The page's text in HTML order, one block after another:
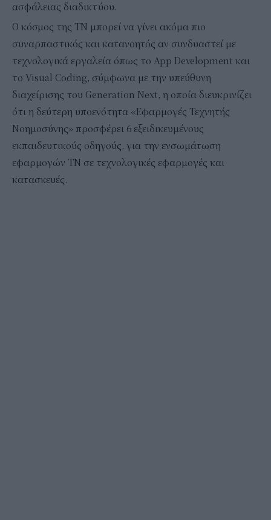
ασφάλειας διαδικτύου.
Ο κόσμος της ΤΝ μπορεί να γίνει ακόμα πιο
συναρπαστικός και κατανοητός αν συνδυαστεί με
τεχνολογικά εργαλεία όπως το App Development και
το Visual Coding, σύμφωνα με την υπεύθυνη
διαχείρισης του Generation Next, η οποία διευκρινίζει
ότι η δεύτερη υποενότητα «Εφαρμογές Τεχνητής
Νοημοσύνης» προσφέρει 6 εξειδικευμένους
εκπαιδευτικούς οδηγούς, για την ενσωμάτωση
εφαρμογών ΤΝ σε τεχνολογικές εφαρμογές και
κατασκευές.